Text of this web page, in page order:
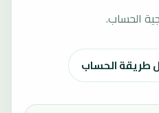
الحساب.
طريقة الحساب